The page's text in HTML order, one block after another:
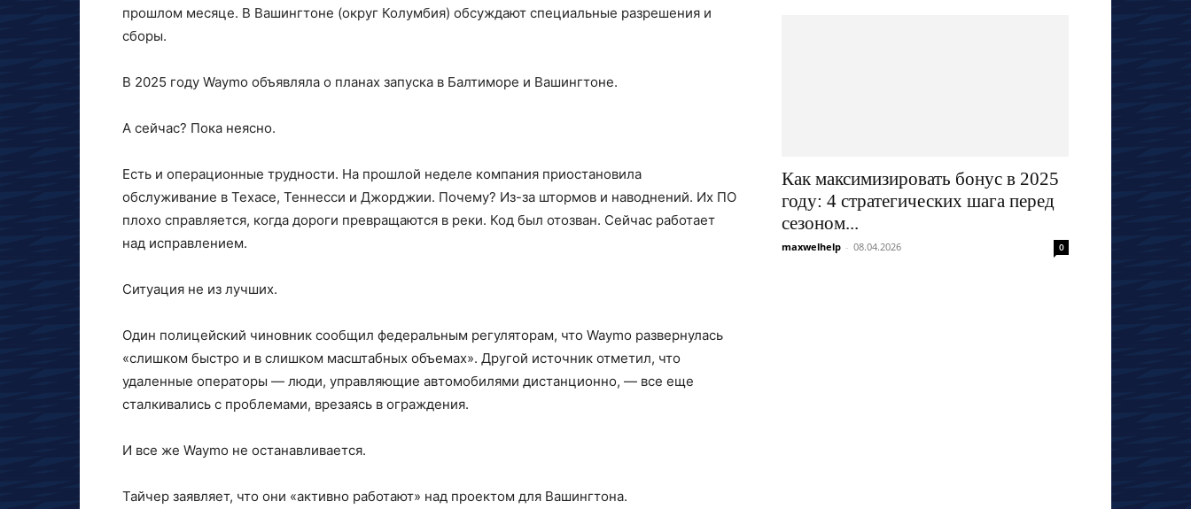
прошлом месяце. В Вашингтоне (округ Колумбия) обсуждают специальные разрешения и
сборы.
В 2025 году Waymo объявляла о планах запуска в Балтиморе и Вашингтоне.
А сейчас? Пока неясно.
Есть и операционные трудности. На прошлой неделе компания приостановила
обслуживание в Техасе, Теннесси и Джорджии. Почему? Из-за штормов и наводнений. Их ПО
плохо справляется, когда дороги превращаются в реки. Код был отозван. Сейчас работает
над исправлением.
Ситуация не из лучших.
Один полицейский чиновник сообщил федеральным регуляторам, что Waymo развернулась
«слишком быстро и в слишком масштабных объемах». Другой источник отметил, что
удаленные операторы — люди, управляющие автомобилями дистанционно, — все еще
сталкивались с проблемами, врезаясь в ограждения.
И все же Waymo не останавливается.
Тайчер заявляет, что они «активно работают» над проектом для Вашингтона.
Как максимизировать бонус в 2025
году: 4 стратегических шага перед
сезоном...
maxwelhelp - 08.04.2026 0